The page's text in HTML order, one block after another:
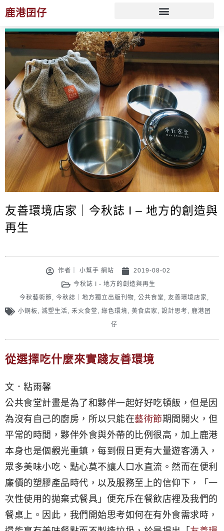
鹿港囝仔
友善環境店家｜今秋誌 I – 地方的創造與
再生
作者｜ 小幫手 網站
2019-08-02
今秋誌 I - 地方的創造與再生
今秋藝術節 , 今秋誌｜地方獨立出版刊物, 公共食堂, 友善環境店家,
小銅板 , 減塑生活, 禾火食堂, 綠色環境, 美食店家, 設計思考, 鹿港囝
仔
從選擇吃什麼來實踐友善環境
文．粘雨馨
公共食堂計畫是為了和夥伴一起好好吃頓飯，但是因
為沒有自己的廚房，所以只能在藝術節期間開火，但
平常的時間，夥伴外食與外帶的比例很高，加上鹿港
本身也是個觀光重鎮，每到假日更有大量遊客湧入，
眾多美味小吃、點心莫不讓人口水直流。然而在便利
廉價的塑膠產品時代，以及服務至上的信仰下，「一
次性使用的拋棄式餐具」便充斥在餐飲店裡及我們的
餐桌上。因此，我們開始思考如何在有外食需求時，